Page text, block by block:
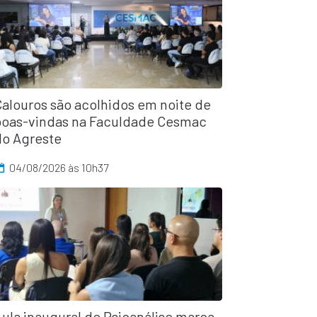
são acolhidos em noite de
vindas na Faculdade Cesmac
Agreste
04/08/2026 às 10h37